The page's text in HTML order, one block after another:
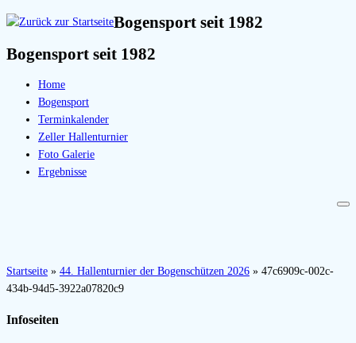
Bogensport seit 1982
Bogensport seit 1982
Home
Bogensport
Terminkalender
Zeller Hallenturnier
Foto Galerie
Ergebnisse
Startseite » 44. Hallenturnier der Bogenschützen 2026 » 47c6909c-002c-
434b-94d5-3922a07820c9
Infoseiten